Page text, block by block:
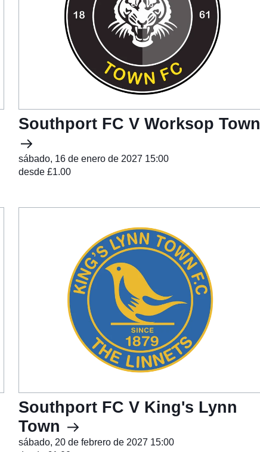
Southport FC V Worksop Town
sábado, 16 de enero de 2027 15:00
desde £1.00
Southport FC V King's Lynn
Town
sábado, 20 de febrero de 2027 15:00